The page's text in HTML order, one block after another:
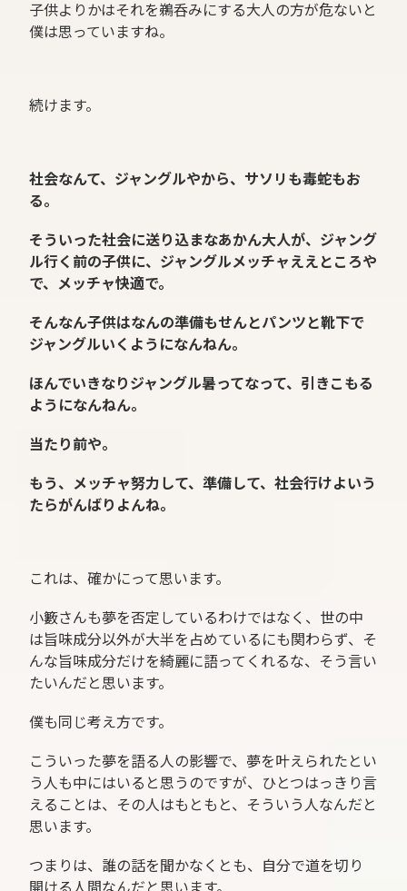
子供よりかはそれを鵜呑みにする大人の方が危ないと
僕は思っていますね。
続けます。
社会なんて、ジャングルやから、サソリも毒蛇もお
る。
そういった社会に送り込まなあかん大人が、ジャング
ル行く前の子供に、ジャングルメッチャええところや
で、メッチャ快適で。
そんなん子供はなんの準備もせんとパンツと靴下で
ジャングルいくようになんねん。
ほんでいきなりジャングル暑ってなって、引きこもる
ようになんねん。
当たり前や。
もう、メッチャ努力して、準備して、社会行けよいう
たらがんばりよんね。
これは、確かにって思います。
小籔さんも夢を否定しているわけではなく、世の中
は旨味成分以外が大半を占めているにも関わらず、そ
んな旨味成分だけを綺麗に語ってくれるな、そう言い
たいんだと思います。
僕も同じ考え方です。
こういった夢を語る人の影響で、夢を叶えられたとい
う人も中にはいると思うのですが、ひとつはっきり言
えることは、その人はもともと、そういう人なんだと
思います。
つまりは、誰の話を聞かなくとも、自分で道を切り
開ける人間なんだと思います。